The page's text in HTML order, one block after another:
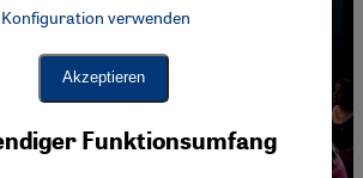
Funktionsumfang
/ Facebook Connect, Google Maps Embed,
/ Facebook Connect
Embed
verwenden
Akzeptieren